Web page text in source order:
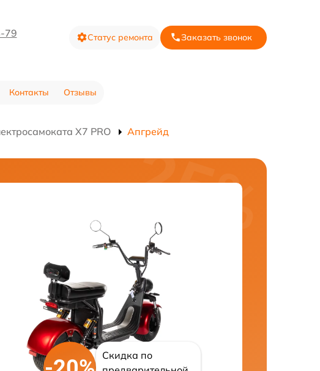
79 Статус ремонта Заказать звонок
Контакты Отзывы
X7 PRO Апгрейд
Скидка по